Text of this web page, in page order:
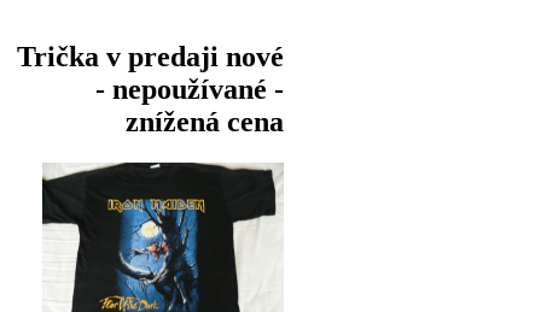
Trička v predaji nové
- nepoužívané -
znížená cena